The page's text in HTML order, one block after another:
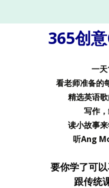
365创
一
看老师准备的
精选英语
写作
读小故事
听Ang
要你学了可
跟传统